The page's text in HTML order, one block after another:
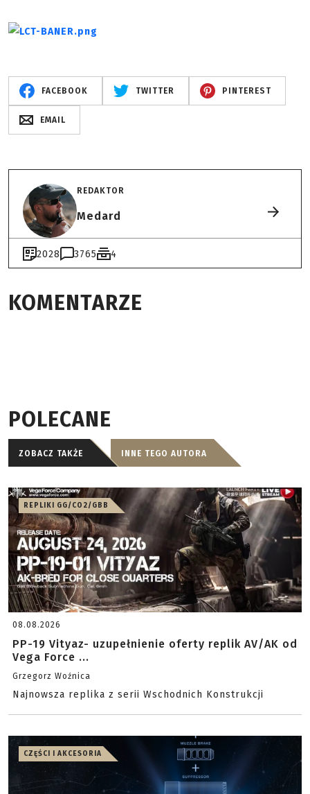
FACEBOOK TWITTER PINTEREST
EMAIL
REDAKTOR
Medard
2028 3765 4
KOMENTARZE
POLECANE
ZOBACZ TAKŻE INNE TEGO AUTORA
REPLIKI GG/CO2/GBB
08.08.2026
PP-19 Vityaz- uzupełnienie oferty replik AV/AK od
Vega Force ...
Grzegorz Woźnica
Najnowsza replika z serii Wschodnich Konstrukcji
CZĘŚCI I AKCESORIA